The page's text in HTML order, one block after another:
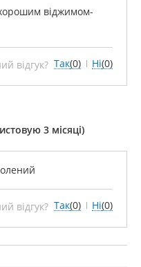
віджимом-
відгук? Так(0) Ні(0)
3 місяці)
відгук? Так(0) Ні(0)